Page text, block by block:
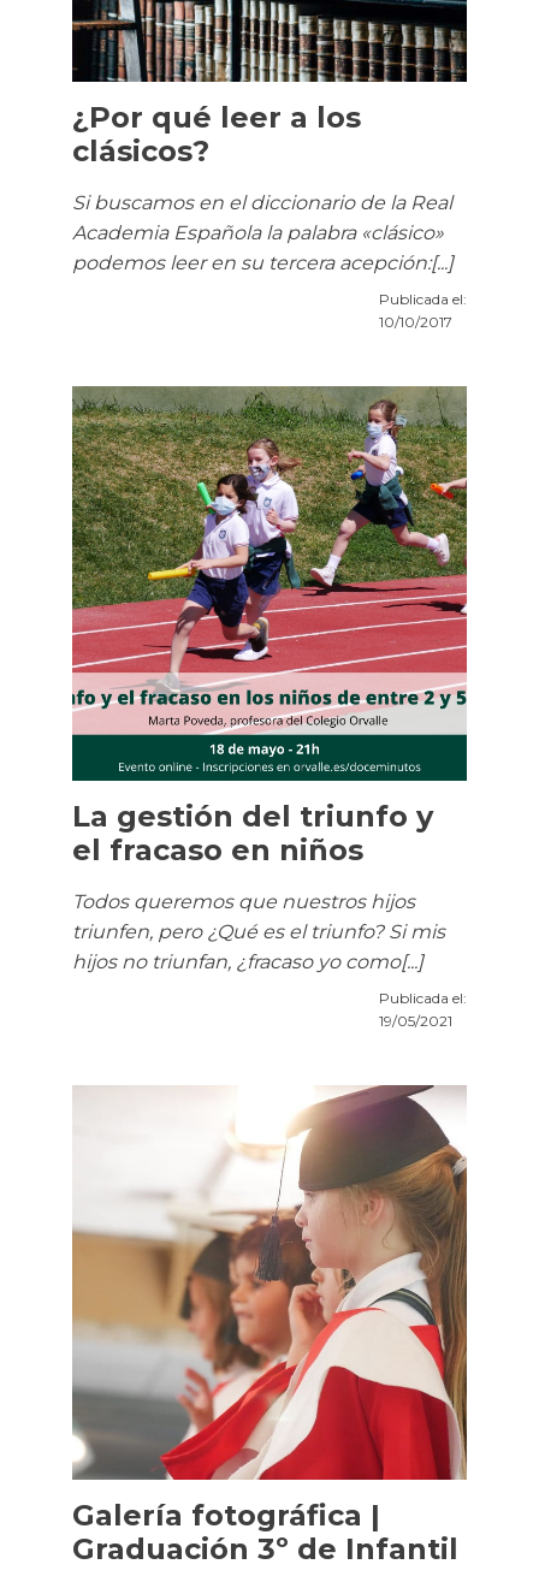
¿Por qué leer a los
clásicos?
Si buscamos en el diccionario de la Real
Academia Española la palabra «clásico»
podemos leer en su tercera acepción:[...]
Publicada el:
10/10/2017
La gestión del triunfo y
el fracaso en niños
Todos queremos que nuestros hijos
triunfen, pero ¿Qué es el triunfo? Si mis
hijos no triunfan, ¿fracaso yo como[...]
Publicada el:
19/05/2021
Galería fotográfica |
Graduación 3º de Infantil